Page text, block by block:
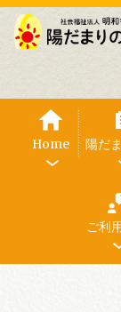
Home 陽だ
ご利